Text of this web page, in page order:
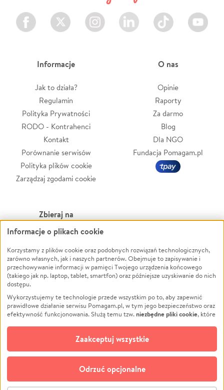
Facebook Twitter Instagram LinkedIn TikTok Youtube
Informacje
Jak to działa?
Regulamin
Polityka Prywatności
RODO - Kontrahenci
Kontakt
Porównanie serwisów
Polityka plików cookie
Zarządzaj zgodami cookie
O nas
Opinie
Raporty
Za darmo
Blog
Dla NGO
Fundacja Pomagam.pl
Zbieraj na
Leczenie
Zwierzęta
Pożar
Ukraina
Pomoc Finansowa
Projekty
Pogrzeb
Społeczność lokalna
Kultura
Powódź
Wichura
NGO
Edukacja
Podróż
Impreza
Ochrona środowiska
Biznes
Informacje o plikach cookie
Korzystamy z plików cookie oraz podobnych rozwiązań technologicznych,
zarówno własnych, jak i naszych partnerów. Obejmuje to zapisywanie i
przechowywanie informacji w pamięci Twojego urządzenia końcowego
(takiego jak np. laptop, tablet, smartfon) oraz późniejsze uzyskiwanie do nich
dostępu.
Wykorzystujemy te technologie przede wszystkim po to, aby zapewnić
prawidłowe działanie serwisu Pomagam.pl, w tym jego bezpieczeństwo oraz
efektywność funkcjonowania. Służą temu tzw.niezbędne pliki cookie, które
opcjonalnych plików cookie
technologii do celów analitycznych i retargetingowych. Możesz wyrazić
zgodę na ich stosowanie lub jej odmówić. W dowolnym momencie masz
możliwość zmiany swoich preferencji na stronie „Zarządzaj zgodami cookie”,
do której link znajdziesz w stopce serwisu Pomagam.pl. Opcjonalne pliki
cookie wykorzystywane są w następujących celach:
Odrzuć opcjonalne
Zaakceptuj wszystkie